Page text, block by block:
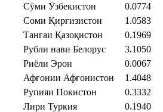
Сӯми Ӯзбекистон
0.0774
Соми Қирғизистон
1.0583
Тангаи Қазоқистон
0.1969
Рубли нави Белорус
3.1050
Риёли Эрон
0.0067
Афғонии Афғонистон
1.4048
Рупияи Покистон
0.3332
Лири Туркия
0.1940